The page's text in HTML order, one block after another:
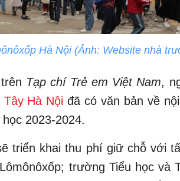
Hà Nội (Ảnh: Website nhà
Tạp chí Trẻ em Việt Nam,
Tây Hà Nộiđã có văn bản về
2023-2024.
triển khai thu phí giữ chỗ với
trường Tiểu học và